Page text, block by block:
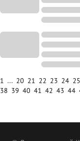
1 ... 20 21 22 23 24 25
38 39 40 41 42 43 44